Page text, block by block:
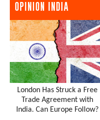
OPINION INDIA
London Has Struck a Free
Trade Agreement with
India. Can Europe Follow?